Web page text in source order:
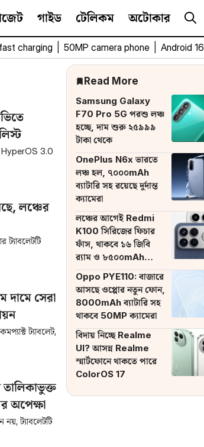
গাইড টেলিকম অটোকার
charging 50MP camera phone Android 16
HyperOS 3.0
লঞ্চের
সেরা
ট্যাবলেট,
অপেক্ষা
ট্যাবলেটটি
Read More
Samsung Galaxy
F70 Pro 5G পরশু লঞ্চ
হচ্ছে, দাম শুরু ২৫৯৯৯
টাকা থেকে
OnePlus N6x ভারতে
লঞ্চ হল, ৭০০০mAh
ব্যাটারি সহ রয়েছে দুর্দান্ত
ক্যামেরা
লঞ্চের আগেই Redmi
K100 সিরিজের ফিচার
ফাঁস, থাকবে ১৬ জিবি
র‌্যাম ও ৮৫০০mAh
ব্যাটারি
Oppo PYE110: বাজারে
আসছে ওপ্পোর নতুন ফোন,
8000mAh ব্যাটারি সহ
থাকবে 50MP ক্যামেরা
বিদায় নিচ্ছে Realme
UI? আসন্ন Realme
স্মার্টফোনে থাকতে পারে
ColorOS 17